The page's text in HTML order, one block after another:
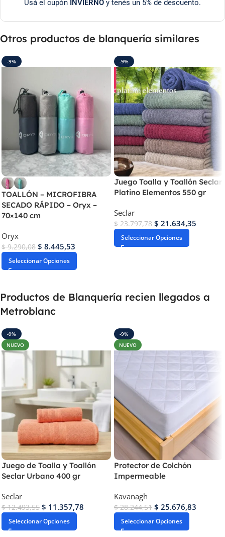
Usá el cupón INVIERNO y tenés un 5% de descuento.
Otros productos de blanquería similares
-9%
TOALLÓN – MICROFIBRA
SECADO RÁPIDO – Oryx –
70×140 cm
Oryx
$9.290,08 $ 8.445,53
Seleccionar Opciones
-9%
Juego Toalla y Toallón Seclar
Platino Elementos 550 gr
Seclar
$23.797,78 $ 21.634,35
Seleccionar Opciones
Productos de Blanquería recien llegados a
Metroblanc
-9%
NUEVO
Juego de Toalla y Toallón
Seclar Urbano 400 gr
Seclar
$12.493,55 $ 11.357,78
Seleccionar Opciones
-9%
NUEVO
Protector de Colchón
Impermeable
Kavanagh
$28.244,51 $ 25.676,83
Seleccionar Opciones